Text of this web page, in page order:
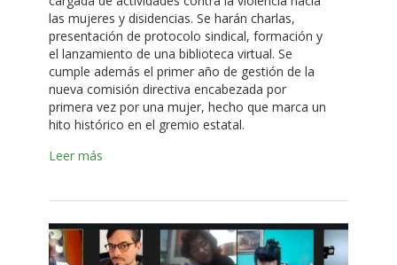
las mujeres y disidencias. Se harán charlas,
presentación de protocolo sindical, formación y
el lanzamiento de una biblioteca virtual. Se
cumple además el primer año de gestión de la
nueva comisión directiva encabezada por
primera vez por una mujer, hecho que marca un
hito histórico en el gremio estatal.
Leer más